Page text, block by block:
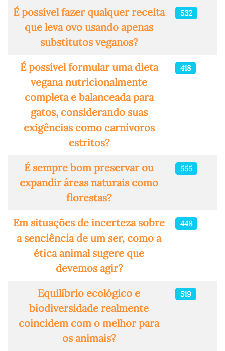
É possível fazer qualquer receita
que leva ovo usando apenas
substitutos veganos?
532
É possível formular uma dieta
vegana nutricionalmente
completa e balanceada para
gatos, considerando suas
exigências como carnívoros
estritos?
418
É sempre bom preservar ou
expandir áreas naturais como
florestas?
555
Em situações de incerteza sobre
a senciência de um ser, como a
ética animal sugere que
devemos agir?
448
Equilíbrio ecológico e
biodiversidade realmente
coincidem com o melhor para
os animais?
519